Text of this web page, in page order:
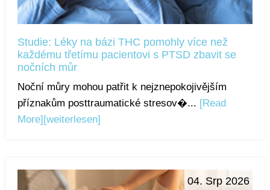
Studie: Léky na bázi THC pomohly více než
každému třetímu pacientovi s PTSD zbavit se
nočních můr
Noční můry mohou patřit k nejznepokojivějším
příznakům posttraumatické stresov�... [Read
More][weiterlesen]
04. Srp 2026